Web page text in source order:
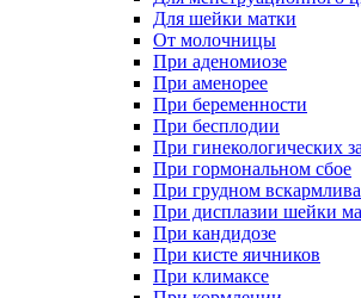
Для шейки матки
От молочницы
При аденомиозе
При аменорее
При беременности
При бесплодии
При гинекологических
При гормональном сбое
При грудном
При дисплазии шейки
При кандидозе
При кисте яичников
При климаксе